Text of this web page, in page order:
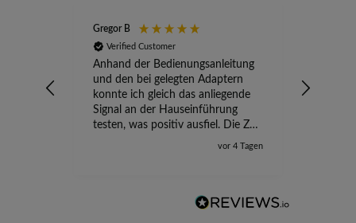
Gregor B
Verified Customer
Anhand der Bedienungsanleitung
und den bei gelegten Adaptern
konnte ich gleich das anliegende
Signal an der Hauseinführung
testen, was positiv ausfiel. Die Zeit
der Ungewissheit ist jetzt vorbei,
vor 4 Tagen